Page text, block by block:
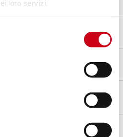
loro servizi.
- Euro 5+